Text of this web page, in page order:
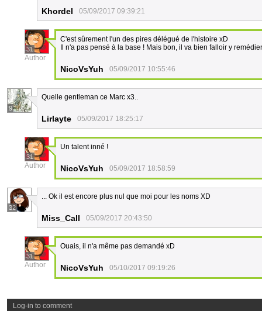
Khordel 05/09/2017 09:39:21
31
Author
C'est sûrement l'un des pires délégué de l'histoire xD
Il n'a pas pensé à la base ! Mais bon, il va bien falloir y
NicoVsYuh 05/09/2017 10:55:46
9
Quelle gentleman ce Marc x3..
Lirlayte 05/09/2017 18:25:17
31
Author
Un talent inné !
NicoVsYuh 05/09/2017 18:58:59
32
... Ok il est encore plus nul que moi pour les noms XD
Miss_Call 05/09/2017 20:43:50
31
Author
Ouais, il n'a même pas demandé xD
NicoVsYuh 05/10/2017 09:19:26
Log-in to comment